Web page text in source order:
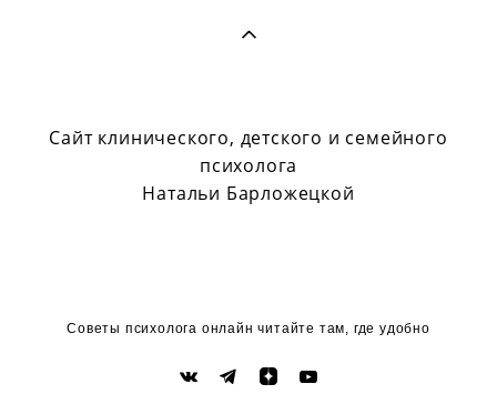
Сайт клинического, детского и семейного
психолога
Натальи Барложецкой
Советы психолога онлайн читайте там, где удобно